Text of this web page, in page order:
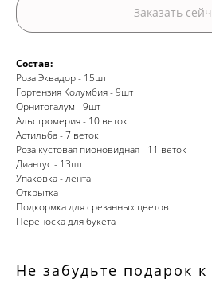
Заказать
Состав:
Роза Эквадор - 15шт
Гортензия Колумбия - 9шт
Орнитогалум - 9шт
Альстромерия - 10 веток
Астильба - 7 веток
Роза кустовая пионовидная - 11 веток
Диантус - 13шт
Упаковка - лента
Открытка
Подкормка для срезанных цветов
Переноска для букета
Не забудьте подарок к